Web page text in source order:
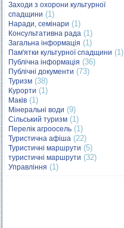
Заходи з охорони культурної
спадщини (1)
Наради, семінари (1)
Консультативна рада (1)
Загальна інформація (1)
Пам'ятки культурної спадщини (1)
Публічна інформація (36)
Публічні документи (73)
Туризм (38)
Курорти (1)
Маків (1)
Мінеральні води (9)
Сільський туризм (1)
Перелік агроосель (1)
Туристична афіша (22)
Туристичні маршрути (5)
туристичні маршрути (32)
Управління (1)